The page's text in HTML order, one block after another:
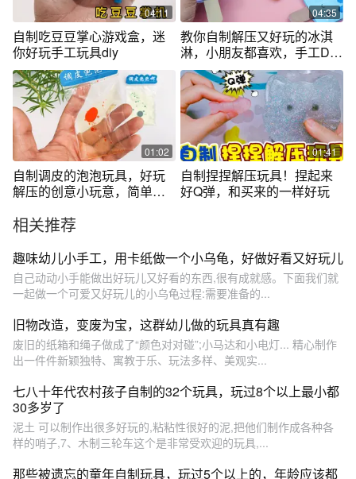
04:11
自制吃豆豆掌心游戏盒，迷
你好玩手工玩具diy
04:35
教你自制解压又好玩的冰淇
淋，小朋友都喜欢，手工DIY
折纸教学
01:02
自制调皮的泡泡玩具，好玩
解压的创意小玩意，简单有
01:41
自制捏捏解压玩具！捏起来
好Q弹，和买来的一样好玩
相关推荐
趣味幼儿小手工，用卡纸做一个小乌龟，好做好看又好玩儿
自己动动小手能做出好玩儿又好看的东西,很有成就感。下面我们就
一起做一个可爱又好玩儿的小乌龟过程:需要准备的...
旧物改造，变废为宝，这群幼儿做的玩具真有趣
废旧的纸箱和绳子做成了“颜色对对碰”;小马达和小电灯... 精心制作
出一件件新颖独特、寓教于乐、玩法多样、美观实...
七八十年代农村孩子自制的32个玩具，玩过8个以上最小都
30多岁了
泥土 可以制作出很多好玩的,粘粘性很好的泥,把他们制作成各种各
样的哨子,7、木制三轮车这个是非常受欢迎的玩具,...
那些被遗忘的童年自制玩具，玩过5个以上的，年龄应该都